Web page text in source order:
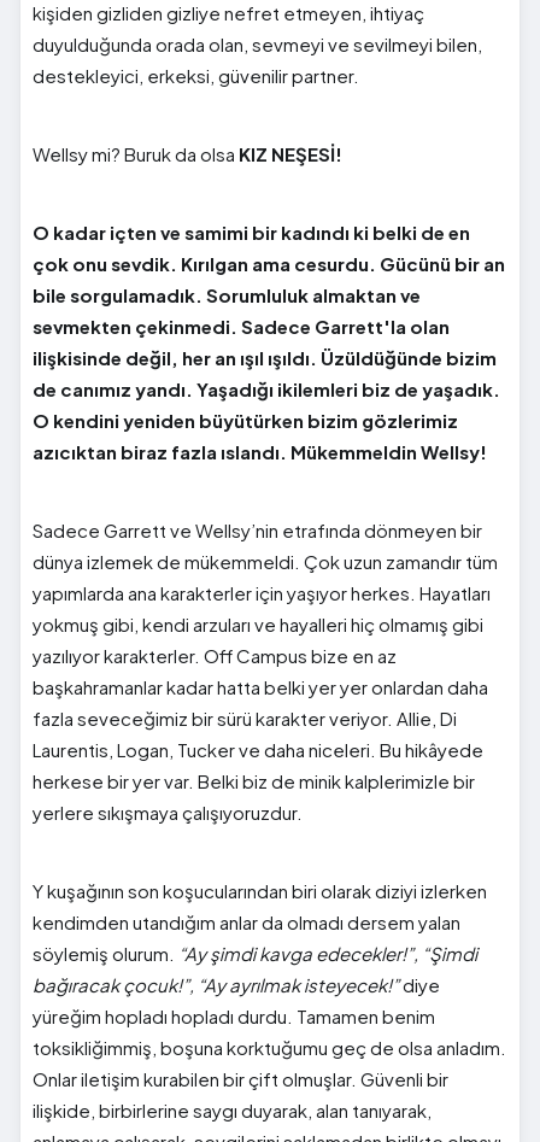
kişiden gizliden gizliye nefret etmeyen, ihtiyaç
duyulduğunda orada olan, sevmeyi ve sevilmeyi bilen,
destekleyici, erkeksi, güvenilir partner.
Wellsy mi? Buruk da olsa KIZ NEŞESİ!
O kadar içten ve samimi bir kadındı ki belki de en
çok onu sevdik. Kırılgan ama cesurdu. Gücünü bir an
bile sorgulamadık. Sorumluluk almaktan ve
sevmekten çekinmedi. Sadece Garrett'la olan
ilişkisinde değil, her an ışıl ışıldı. Üzüldüğünde bizim
de canımız yandı. Yaşadığı ikilemleri biz de yaşadık.
O kendini yeniden büyütürken bizim gözlerimiz
azıcıktan biraz fazla ıslandı. Mükemmeldin Wellsy!
Sadece Garrett ve Wellsy’nin etrafında dönmeyen bir
dünya izlemek de mükemmeldi. Çok uzun zamandır tüm
yapımlarda ana karakterler için yaşıyor herkes. Hayatları
yokmuş gibi, kendi arzuları ve hayalleri hiç olmamış gibi
yazılıyor karakterler. Off Campus bize en az
başkahramanlar kadar hatta belki yer yer onlardan daha
fazla seveceğimiz bir sürü karakter veriyor. Allie, Di
Laurentis, Logan, Tucker ve daha niceleri. Bu hikâyede
herkese bir yer var. Belki biz de minik kalplerimizle bir
yerlere sıkışmaya çalışıyoruzdur.
Y kuşağının son koşucularından biri olarak diziyi izlerken
kendimden utandığım anlar da olmadı dersem yalan
söylemiş olurum.
“Ay şimdi kavga edecekler!”, “Şimdi
bağıracak çocuk!”, “Ay ayrılmak isteyecek!”diye
yüreğim hopladı hopladı durdu. Tamamen benim
toksikliğimmiş, boşuna korktuğumu geç de olsa anladım.
Onlar iletişim kurabilen bir çift olmuşlar. Güvenli bir
ilişkide, birbirlerine saygı duyarak, alan tanıyarak,